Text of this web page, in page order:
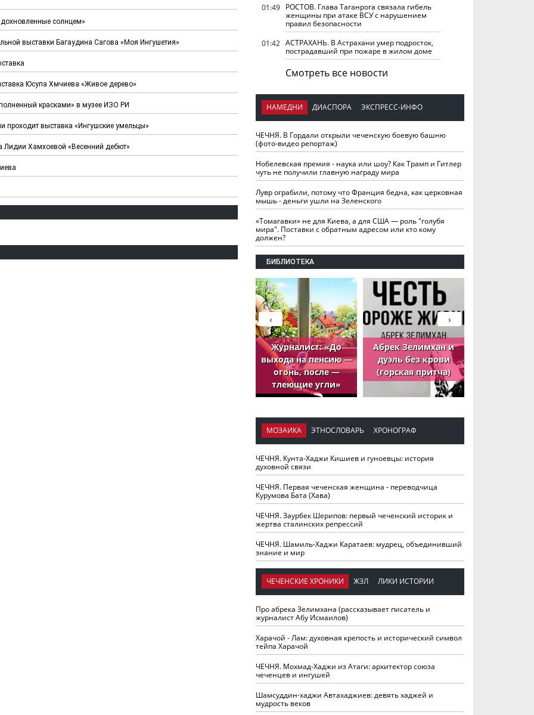
солнцем»
выставки Багаудина Сагова «Моя Ингушетия»
Юсупа Хмчиева «Живое дерево»
красками» в музее ИЗО РИ
проходит выставка «Ингушские умельцы»
Хамхоевой «Весенний дебют»
01:49 РОСТОВ. Глава Таганрога связала гибель
женщины при атаке ВСУ с нарушением
правил безопасности
01:42 АСТРАХАНЬ. В Астрахани умер подросток,
пострадавший при пожаре в жилом доме
Смотреть все новости
НАМЕДНИ ДИАСПОРА ЭКСПРЕСС-ИНФО
ЧЕЧНЯ. В Гордали открыли чеченскую боевую башню
(фото-видео репортаж)
Нобелевская премия - наука или шоу? Как Трамп и Гитлер
чуть не получили главную награду мира
Лувр ограбили, потому что Франция бедна, как церковная
мышь - деньги ушли на Зеленского
«Томагавки» не для Киева, а для США — роль "голубя
мира". Поставки с обратным адресом или кто кому
должен?
БИБЛИОТЕКА
Журналист: «До
выхода на пенсию —
огонь, после —
тлеющие угли»
Абрек Зелимхан и
дуэль без крови
(горская притча)
›
‹
МОЗАИКА ЭТНОСЛОВАРЬ ХРОНОГРАФ
ЧЕЧНЯ. Кунта-Хаджи Кишиев и гуноевцы: история
духовной связи
ЧЕЧНЯ. Первая чеченская женщина - переводчица
Курумова Бата (Хава)
ЧЕЧНЯ. Заурбек Шерипов: первый чеченский историк и
жертва сталинских репрессий
ЧЕЧНЯ. Шамиль-Хаджи Каратаев: мудрец, объединивший
знание и мир
ЧЕЧЕНСКИЕ ХРОНИКИ ЖЗЛ ЛИКИ ИСТОРИИ
Про абрека Зелимхана (рассказывает писатель и
журналист Абу Исмаилов)
Харачой - Лам: духовная крепость и исторический символ
тейпа Харачой
ЧЕЧНЯ. Мохмад-Хаджи из Атаги: архитектор союза
чеченцев и ингушей
Шамсуддин-хаджи Автахаджиев: девять хаджей и
мудрость веков